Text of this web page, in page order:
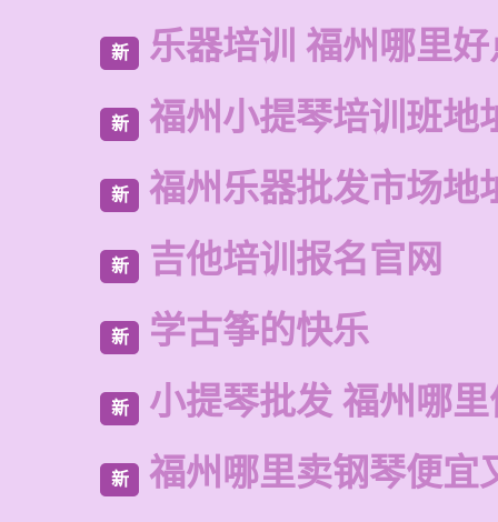
新 乐器培训 福州哪里
新 福州小提琴培训班地
新 福州乐器批发市场地
新 吉他培训报名官网
新 学古筝的快乐
新 小提琴批发 福州哪
新 福州哪里卖钢琴便宜